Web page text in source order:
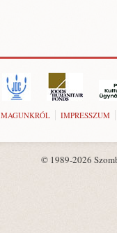
MAGUNKRÓL IMPRESSZUM
© 1989-2026